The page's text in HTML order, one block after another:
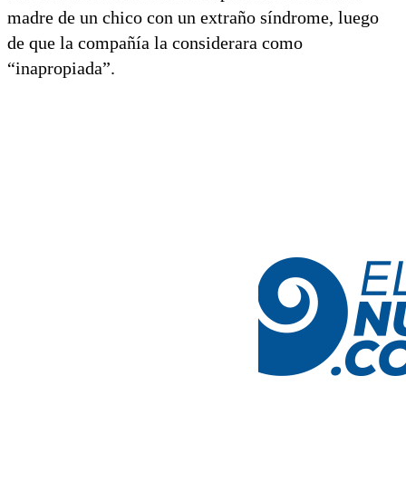
madre de un chico con un extraño síndrome, luego
de que la compañía la considerara como
“inapropiada”.